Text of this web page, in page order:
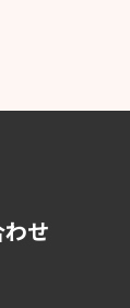
せ